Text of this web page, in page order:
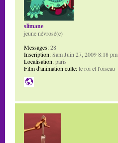
slimane
jeune névrosé(e)
Messages:28
Inscription:Sam Juin 27, 2009 8:18 pm
Localisation:paris
Film d'animation culte:le roi et l'oiseau